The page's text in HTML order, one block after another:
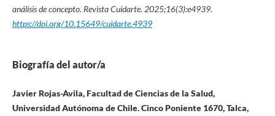
análisis de concepto. Revista Cuidarte. 2025;16(3):e4939.
https://doi.org/10.15649/cuidarte.4939
Biografía del autor/a
Javier Rojas-Avila, Facultad de Ciencias de la Salud,
Universidad Autónoma de Chile. Cinco Poniente 1670, Talca,